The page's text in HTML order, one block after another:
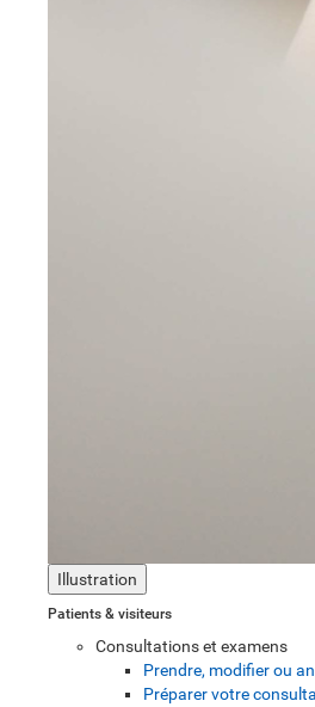
Illustration
Patients & visiteurs
Consultations et examens
Prendre, modifier ou
Préparer votre